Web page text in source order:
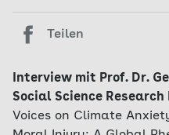
Teilen
Interview mit Prof. Dr.
Social Science
Voices on Climate